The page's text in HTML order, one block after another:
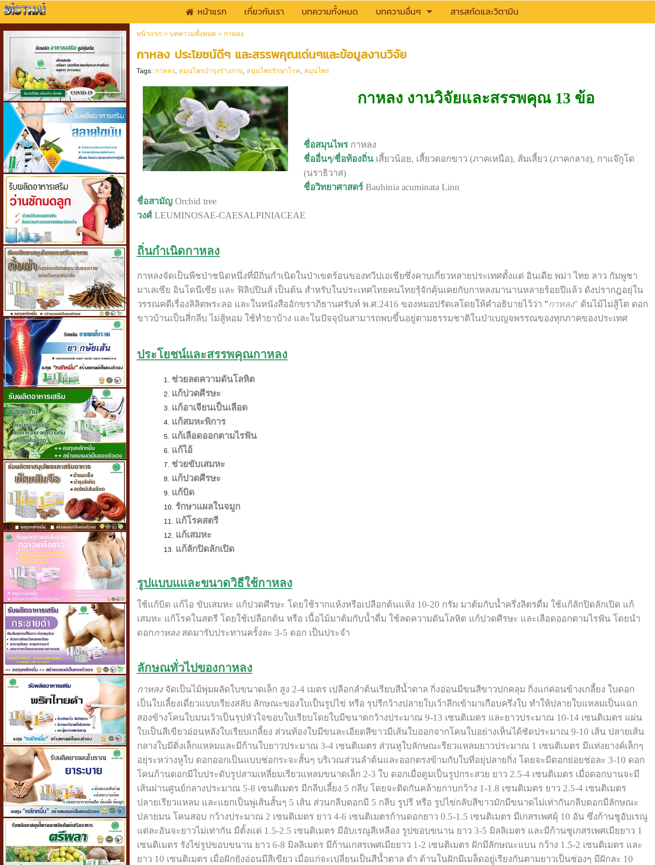
หน้าแรก เกี่ยวกับเรา บทความทั้งหมด บทความอื่นๆ สารสกัดและวิตามิน
หน้าแรก> บทคาวมทั้งหมด > กาหลง
กาหลง ประโยชน์ดีๆ และสรรพคุณเด่นๆและข้อมูลงานวิจัย
Tags: กาหลง สมุนไพรบำรุงร่างกาย สมุนไพรรักษาโรค สมุนไพร
กาหลง งานวิจัยและสรรพคุณ 13 ข้อ
ชื่อสมุนไพรกาหลง
ชื่ออื่นๆ/ชื่อท้องถิ่นเสี้ยวน้อย, เสี้ยวดอกขาว (ภาคเหนือ), ส้มเสี้ยว (ภาคกลาง), กาแจ๊กูโด
(นราธิวาส)
ชื่อวิทยาศาสตร์Bauhinia acuminata Linn
ชื่อสามัญOrchid tree
วงศ์LEUMINOSAE-CAESALPINIACEAE
ถิ่นกำเนิดกาหลง
กาหลงจัดเป็นพืชป่าชนิดหนึ่งที่มีถิ่นกำเนิดในป่าเขตร้อนของทวีปเอเชียซึ่งคาบเกี่ยวหลายประเทศตั้งแต่ อินเดีย พม่า ไทย ลาว กัมพูชา
มาเลเซีย อินโดนีเซีย และ ฟิลิปปินส์ เป็นต้น สำหรับในประเทศไทยคนไทยรุ้จักคุ้นเคยกับกาหลงมานานหลายร้อยปีแล้ว ดังปรากฎอยุ่ใน
วรรณคดีเรื่องลิลิตพระลอ และในหนังสืออักขราภิธานศรับท์ พ.ศ.2416 ของหมอปรัดเลโดยให้คำอธิบายไว้ว่า "กาหลง" ต้นไม้ไม่สู้โต ดอก
ขาวบ้านเป็นสี่กลีบ ไม่สู้หอม ใช้ทำยาบ้าง และในปัจจุบันสามารถพบขึ้นอยู่ตามธรรมชาติในป่าเบญจพรรณของทุกภาคของประเทศ
ประโยชน์และสรรพคุณกาหลง
ช่วยลดความดันโลหิต
แก้ปวดศีรษะ
แก้อาเจียนเป็นเลือด
แก้สมหะพิการ
แก้เลือดออกตามไรฟัน
แก้ไอ้
ช่วยขับเสมหะ
แก้ปวดศีรษะ
แก้บิด
รักษาแผลในจมูก
แก้โรคสตรี
แก้เสมหะ
แก้ลักปิดลักเปิด
รูปแบบแและขนาดวิธีใช้กาหลง
ใช้แก้บิด แก้ไอ ขับเสมหะ แก้ปวดศีรษะ โดยใช้รากแห้งหรือเปลือกต้นแห้ง 10-20 กรัม มาต้มกับน้ำครึ่งลิตรดื่ม ใช้แก้ลักปิดลักเปิด แก้
เสมหะ แก้โรคในสตรี โดยใช้เปลือกต้น หรือ เนื้อไม้มาต้มกับน้ำดื่ม ใช้ลดความดันโลหิต แก้ปวดศีรษะ และเลือดออกตามไรฟัน โดยนำ
ดอกกาหลง สดมารับประทานครั้งละ 3-5 ดอก เป็นประจำ
ลักษณทั่วไปของกาหลง
กาหลง จัดเป็นไม้พุ่มผลัดใบขนาดเล็ก สูง 2-4 เมตร เปลือกลำต้นเรียบสีน้ำตาล กิ่งอ่อนมีขนสีขาวปกคลุม กิ่งแก่ค่อนข้างเกลี้ยง ใบดอก
เป็นใบเลี้ยงเดี่ยวแบบเรียงสลับ ลักษณะของใบเป็นรูปไข่ หรือ รุปรีกว้างปลายใบเว้าลึกเข้ามาเกือบครึ่งใบ ทำให้ปลายใบแหลมเป็นแฉก
สองข้างโคนใบมนเว้าเป็นรุปหัวใจขอบใบเรียบโดยใบมีขนาดกว้างประมาณ 9-13 เซนติเมตร และยาวประมาณ 10-14 เซนติเมตร แผ่น
ใบเป็นสีเขียวอ่อนหลังใบเรียบเกลี้ยง ส่วนท้องใบมีขนละเอียดสีขาวมีเส้นใบออกจากโคนใบอย่างเห็นได้ชัดประมาณ 9-10 เส้น ปลายเส้น
กลางใบมีติ่งเล็กแหลมและมีก้านใบยาวประมาณ 3-4 เซนติเมตร ส่วนหูใบลักษณะรียวแหลมยาวประมาณ 1 เซนติเมตร มีแท่งยางค์เล็กๆ
อยุ่ระหว่างหูใบ ดอกออกเป็นแบบช่อกระจะสั้นๆ บริเวณส่วนลำต้นและออกตรงข้ามกับใบที่อยุ่ปลายกิ่ง โดยจะมีดอกย่อยช่อละ 3-10 ดอก
โคนก้านดอกมีใบประดับรูปสามเหลี่ยมเรียวแหลมขนาดเล็ก 2-3 ใบ ดอกเมื่อตูมเป็นรูปกระสวย ยาว 2.5-4 เซนติเมตร เมื่อดอกบานจะมี
เส้นผ่านศูนย์กลางประมาณ 5-8 เซนติเมตร มีกลีบเลี้ยง 5 กลีบ โดยจะติดกันคล้ายกาบกว้าง 1-1.8 เซนติเมตร ยาว 2.5-4 เซนติเมตร
ปลายเรียวแหลม และแยกเป็นพู่เส้นสั้นๆ 5 เส้น ส่วนกลีบดอกมี 5 กลีบ รูปรี หรือ รูปไข่กลับสีขาวมักมีขนาดไม่เท่ากันกลีบดอกมีลักษณะ
ปลายมน โคนสอบ กว้างประมาณ 2 เซนติเมตร ยาว 4-6 เซนติเมตรก้านดอกยาว 0.5-1.5 เซนติเมตร มีเกสรเพศผุ้ 10 อัน ซึ่งก้านชูอับเรณู
แต่ละอันจะยาวไม่เท่ากัน มีตั้งแต่ 1.5-2.5 เซนติเมตร มีอับเรณูสีเหลือง รูปขอบขนาน ยาว 3-5 มิลลิเมตร และมีก้านชูเกสรเพศเมียยาว 1
เซนติเมตร รังไข่รูปขอบขนาน ยาว 6-8 มิลลิเมตร มีก้านเกสรเพศเมียยาว 1-2 เซนติเมตร ฝักมีลักษณะแบน กว้าง 1.5-2 เซนติเมตร และ
ยาว 10 เซนติเมตร เมื่อฝักยังอ่อนมีสีเขียว เมื่อแก่จะเปลี่ยนเป็นสีน้ำตาล ดำ ด้านในฝักมีเมล็ดอยู่เรียงกันตามยาวเป็นช่องๆ มีฝักละ 10